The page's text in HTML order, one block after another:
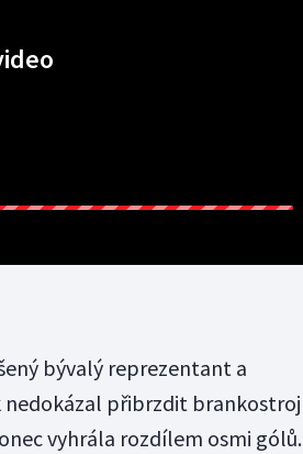
bývalý reprezentant a
nedokázal přibrzdit brankostroj
vyhrála rozdílem osmi gólů.